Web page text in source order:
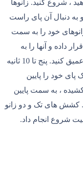
، شروع کنید. زانوها
به دنبال آن پای راست
خود را به سمت
داده و آنها را به
سمت قفسه سینه خود بکشید و کشش را عمیق کنید. پنج تا 10 ثانیه
خود را پایین
، به سمت پایین
کشش های تک و دو زانو
شروع انجام داد.